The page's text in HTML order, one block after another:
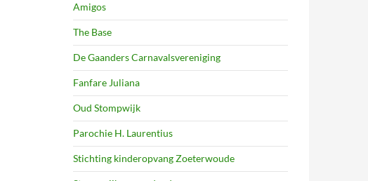
Amigos
The Base
De Gaanders Carnavalsvereniging
Fanfare Juliana
Oud Stompwijk
Parochie H. Laurentius
Stichting kinderopvang Zoeterwoude